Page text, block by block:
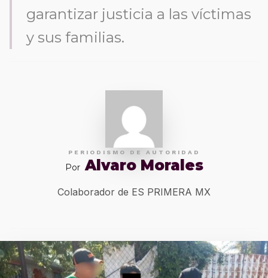
garantizar justicia a las víctimas
y sus familias.
PERIODISMO DE AUTORIDAD
Por Alvaro Morales
Colaborador de ES PRIMERA MX